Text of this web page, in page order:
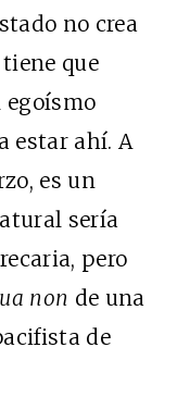
no crea
que
egoísmo
estar ahí. A
es un
sería
pero
non de una
de